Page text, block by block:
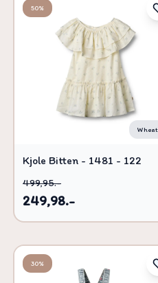
50%
Wheat
Kjole Bitten - 1481 - 122
499,95.-
249,98.-
30%